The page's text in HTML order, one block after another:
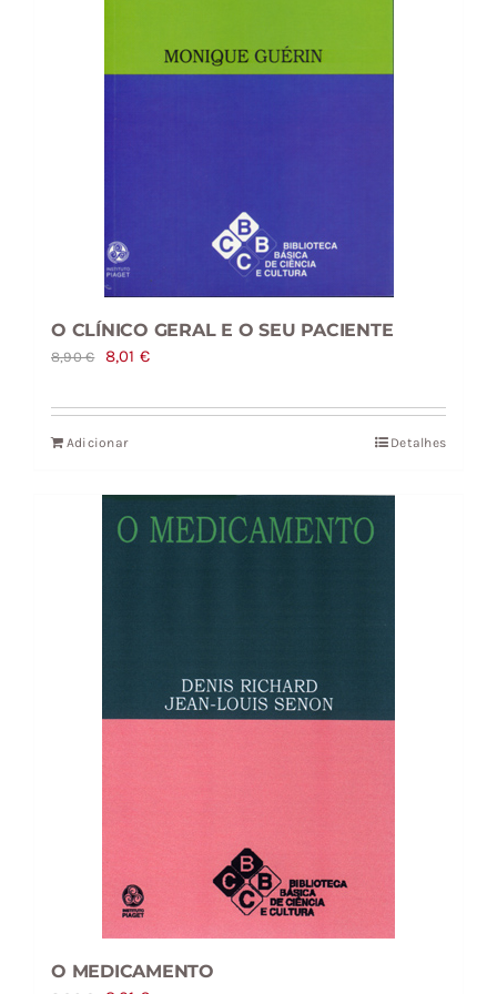
O CLÍNICO GERAL E O SEU PACIENTE
8,90€
O
original
era:
8,01 €O
atual
Adicionar Detalhes
O MEDICAMENTO